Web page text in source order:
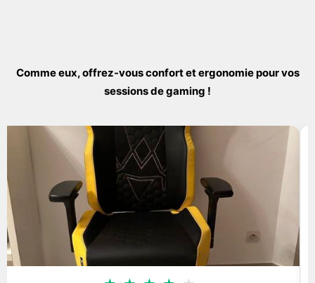
Comme eux, offrez-vous confort et ergonomie pour vos
sessions de gaming !